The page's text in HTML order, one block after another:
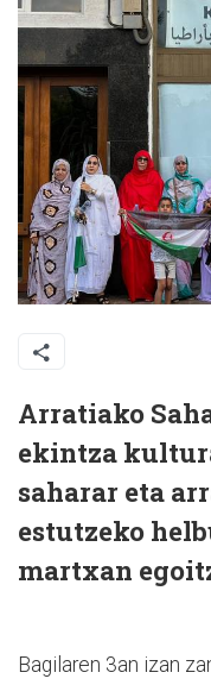
Arratiako
ekintza
saharar eta
estutzeko
martxan
Bagilaren 3an izan